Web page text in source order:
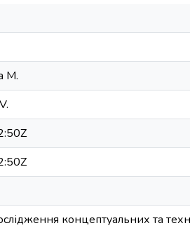
М.
концептуальних та